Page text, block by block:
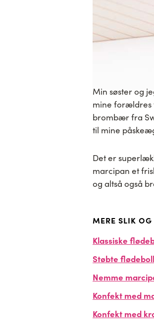
Min søster og
mine forældres
brombær fra
til mine
Det er
marcipan et
og altså også
MERE SLIK
Klassiske
Støbte
Nemme
Konfekt med
Konfekt med